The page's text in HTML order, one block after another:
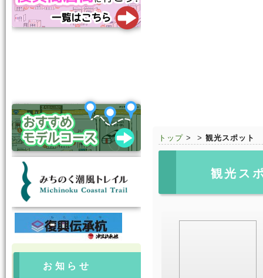
お知らせ
トップ > > 観光スポット
観光ス